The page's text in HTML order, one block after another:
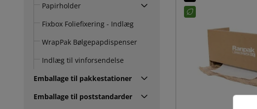
Papirholder
Fixbox Foliefixering - Indlæg
WrapPak Bølgepapdispenser
Indlæg til vinforsendelse
Emballage til pakkestationer
Emballage til poststandarder